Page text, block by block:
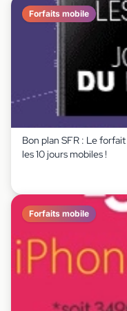
Forfaits mobile
Bon plan SFR : Le
les 10 jours mobiles !
Forfaits mobile